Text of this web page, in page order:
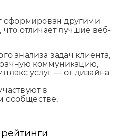
сформирован другими
что отличает лучшие веб-
анализа задач клиента,
коммуникацию,
услуг — от дизайна
в
сообществе.